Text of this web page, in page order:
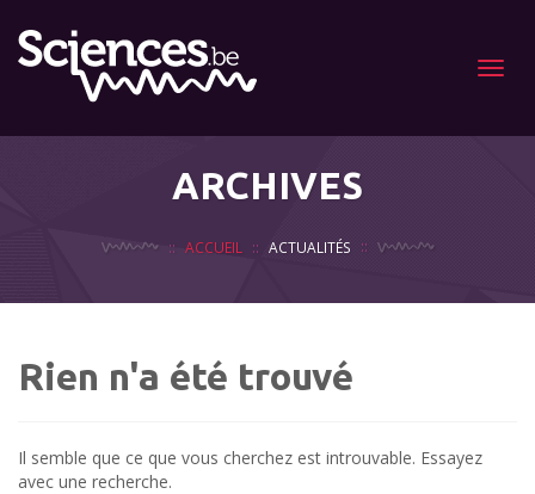
Menu
ARCHIVES
ACCUEIL ACTUALITÉS
Rien n'a été trouvé
Il semble que ce que vous cherchez est introuvable. Essayez
avec une recherche.